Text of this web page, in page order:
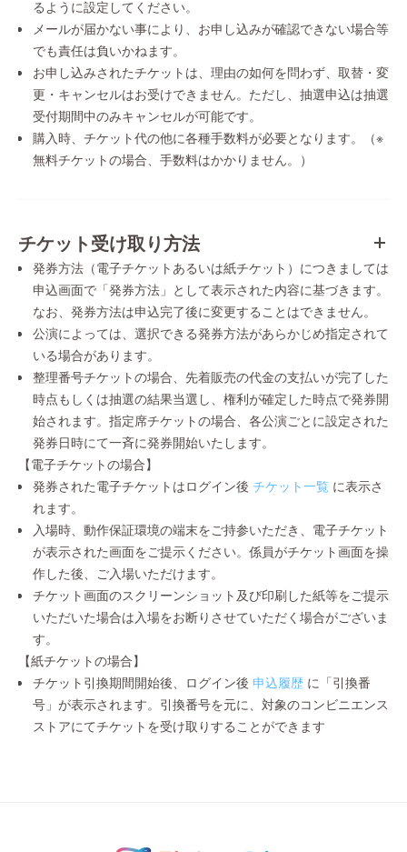
るように設定してください。
メールが届かない事により、お申し込みが確認できない場合等
でも責任は負いかねます。
お申し込みされたチケットは、理由の如何を問わず、取替・変
更・キャンセルはお受けできません。ただし、抽選申込は抽選
受付期間中のみキャンセルが可能です。
購入時、チケット代の他に各種手数料が必要となります。（※
無料チケットの場合、手数料はかかりません。）
チケット受け取り方法
発券方法（電子チケットあるいは紙チケット）につきましては
申込画面で「発券方法」として表示された内容に基づきます。
なお、発券方法は申込完了後に変更することはできません。
公演によっては、選択できる発券方法があらかじめ指定されて
いる場合があります。
整理番号チケットの場合、先着販売の代金の支払いが完了した
時点もしくは抽選の結果当選し、権利が確定した時点で発券開
始されます。指定席チケットの場合、各公演ごとに設定された
発券日時にて一斉に発券開始いたします。
【電子チケットの場合】
発券された電子チケットはログイン後 チケット一覧 に表示さ
れます。
入場時、動作保証環境の端末をご持参いただき、電子チケット
が表示された画面をご提示ください。係員がチケット画面を操
作した後、ご入場いただけます。
チケット画面のスクリーンショット及び印刷した紙等をご提示
いただいた場合は入場をお断りさせていただく場合がございま
す。
【紙チケットの場合】
チケット引換期間開始後、ログイン後 申込履歴 に「引換番
号」が表示されます。引換番号を元に、対象のコンビニエンス
ストアにてチケットを受け取りすることができます